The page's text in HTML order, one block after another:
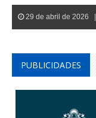
29 de abril de 2026 |
PUBLICIDADES